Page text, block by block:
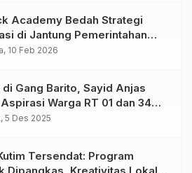
Academy Bedah Strategi
di Jantung Pemerintahan
Prospek Saham dari
10 Feb 2026
di Gang Barito, Sayid Anjas
Warga RT 01 dan 34
5 Des 2025
Tersendat: Program